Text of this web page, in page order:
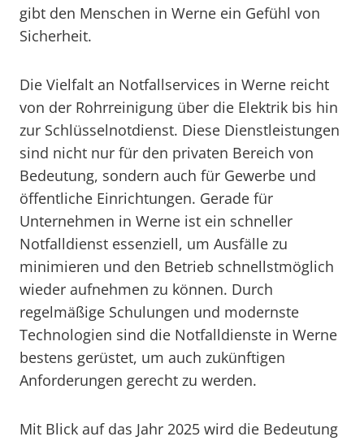
gibt den Menschen in Werne ein Gefühl von
Sicherheit.
Die Vielfalt an Notfallservices in Werne reicht
von der Rohrreinigung über die Elektrik bis hin
zur Schlüsselnotdienst. Diese Dienstleistungen
sind nicht nur für den privaten Bereich von
Bedeutung, sondern auch für Gewerbe und
öffentliche Einrichtungen. Gerade für
Unternehmen in Werne ist ein schneller
Notfalldienst essenziell, um Ausfälle zu
minimieren und den Betrieb schnellstmöglich
wieder aufnehmen zu können. Durch
regelmäßige Schulungen und modernste
Technologien sind die Notfalldienste in Werne
bestens gerüstet, um auch zukünftigen
Anforderungen gerecht zu werden.
Mit Blick auf das Jahr 2025 wird die Bedeutung